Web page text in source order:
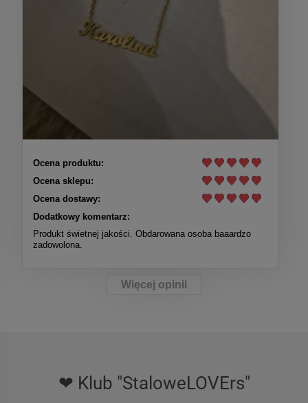
Ocena produktu:
Ocena sklepu:
Ocena dostawy:
Dodatkowy komentarz:
Produkt świetnej jakości. Obdarowana osoba baaardzo
zadowolona.
Więcej opinii
❤ Klub "StaloweLOVErs"